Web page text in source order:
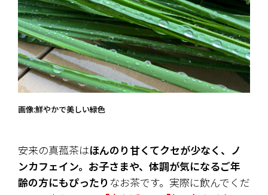
画像:鮮やかで美しい緑色
安来の真菰茶はほんのり甘くてクセが少なく、ノ
ンカフェイン。お子さまや、体調が気になるご年
齢の方にもぴったり なお茶です。実際に飲んでくだ